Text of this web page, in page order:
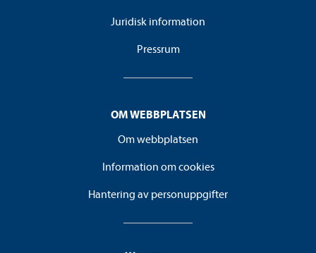
Juridisk information
Pressrum
OM WEBBPLATSEN
Om webbplatsen
Information om cookies
Hantering av personuppgifter